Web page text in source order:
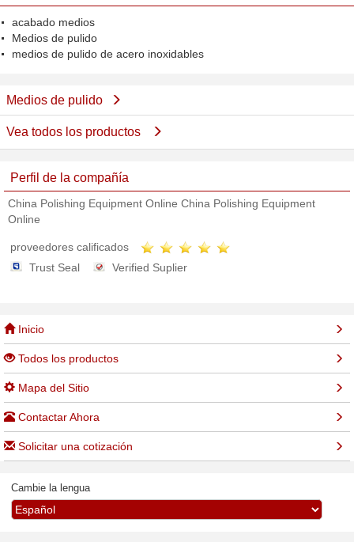
acabado medios
Medios de pulido
medios de pulido de acero inoxidables
Medios de pulido
Vea todos los productos
Perfil de la compañía
China Polishing Equipment Online China Polishing Equipment
Online
proveedores calificados
Trust Seal
Verified Suplier
Inicio
Todos los productos
Mapa del Sitio
Contactar Ahora
Solicitar una cotización
Cambie la lengua